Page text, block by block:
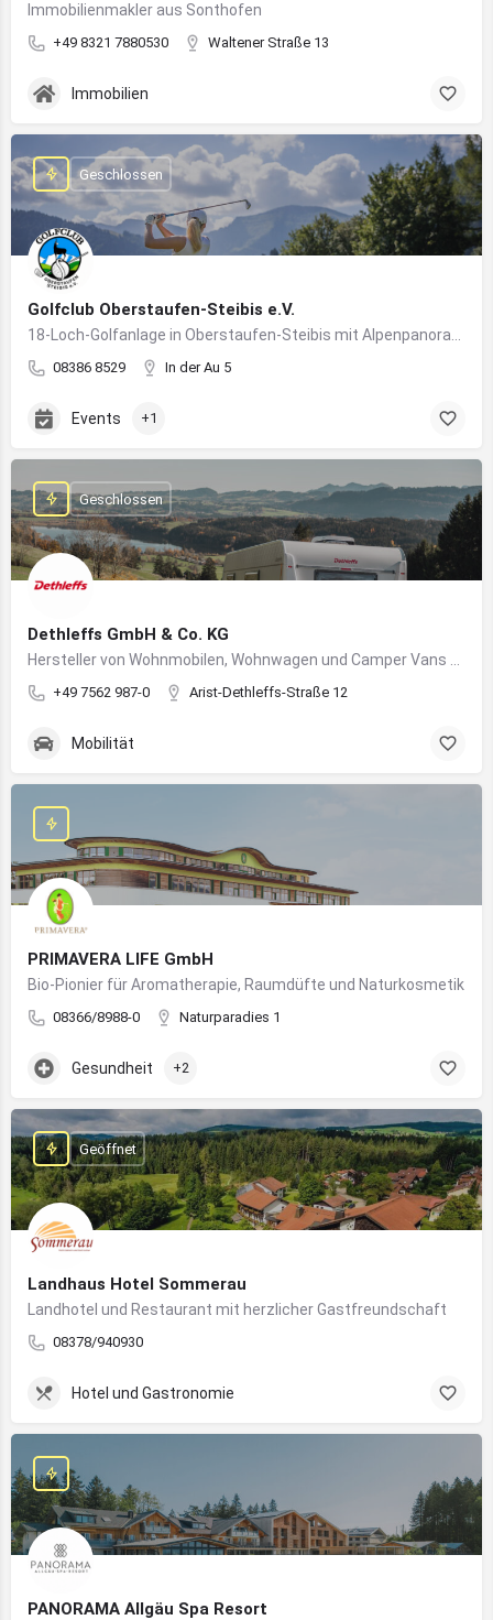
Immobilienmakler aus Sonthofen
+49 8321 7880530 Waltener Straße 13
Immobilien
Golfclub Oberstaufen-Steibis e.V.
08386 8529 In der Au 5
Geschlossen
Events +1
Dethleffs GmbH & Co. KG
+49 7562 987-0 Arist-Dethleffs-Straße 12
Geschlossen
Mobilität
PRIMAVERA LIFE GmbH
Bio-Pionier für Aromatherapie, Raumdüfte und Naturkosmetik
08366/8988-0 Naturparadies 1
Gesundheit +2
Landhaus Hotel Sommerau
Landhotel und Restaurant mit herzlicher Gastfreundschaft
08378/940930
Geöffnet
Hotel und Gastronomie
PANORAMA Allgäu Spa Resort